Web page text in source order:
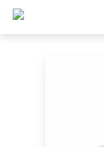
Prima Enter